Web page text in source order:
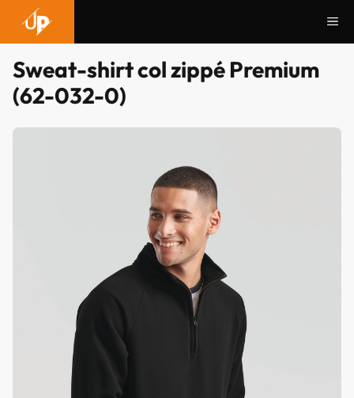
contenu
Sweat-shirt col zippé Premium
(62-032-0)